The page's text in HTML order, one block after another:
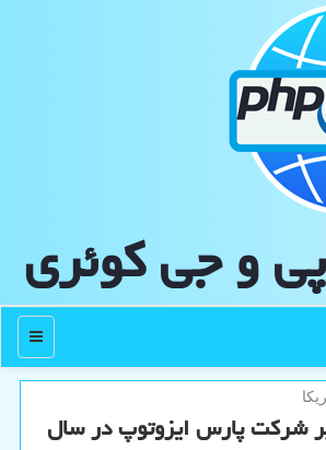
و جی كوئری
منو
شركت پارس ایزوتوپ در سال